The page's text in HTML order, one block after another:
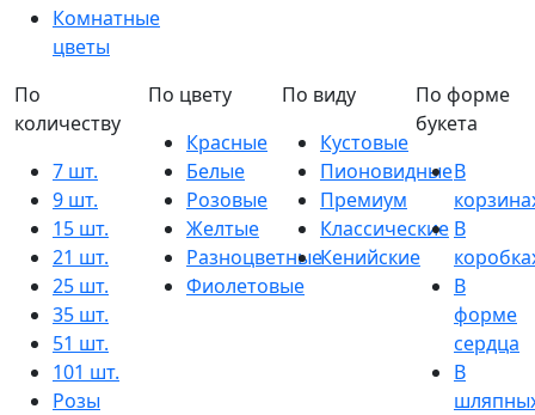
Комнатные
цветы
По
количеству
7 шт.
9 шт.
15 шт.
21 шт.
25 шт.
35 шт.
51 шт.
101 шт.
Розы
По цвету
Красные
Белые
Розовые
Желтые
Разноцветные
Фиолетовые
По виду
Кустовые
Пионовидные
Премиум
Классические
Кенийские
По форме
букета
В
В
В
форме
сердца
В